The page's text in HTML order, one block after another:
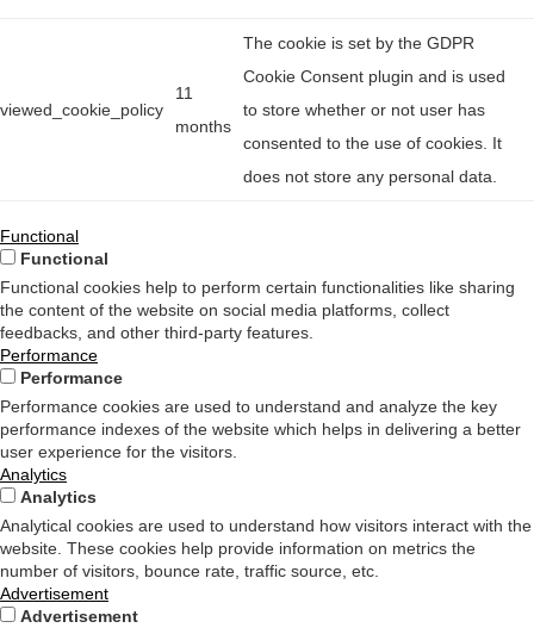
viewed_cookie_policy
11
months
The cookie is set by the GDPR
Cookie Consent plugin and is used
to store whether or not user has
consented to the use of cookies. It
does not store any personal data.
Functional
Functional
Functional cookies help to perform certain functionalities like sharing
the content of the website on social media platforms, collect
feedbacks, and other third-party features.
Performance
Performance
Performance cookies are used to understand and analyze the key
performance indexes of the website which helps in delivering a better
user experience for the visitors.
Analytics
Analytics
Analytical cookies are used to understand how visitors interact with the
website. These cookies help provide information on metrics the
number of visitors, bounce rate, traffic source, etc.
Advertisement
Advertisement